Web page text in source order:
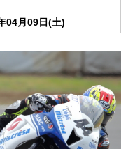
04月09日(土)